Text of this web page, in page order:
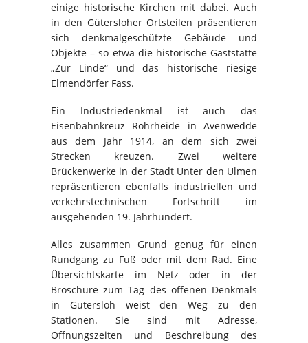
einige historische Kirchen mit dabei. Auch
in den Gütersloher Ortsteilen präsentieren
sich denkmalgeschützte Gebäude und
Objekte – so etwa die historische Gaststätte
„Zur Linde“ und das historische riesige
Elmendörfer Fass.
Ein Industriedenkmal ist auch das
Eisenbahnkreuz Röhrheide in Avenwedde
aus dem Jahr 1914, an dem sich zwei
Strecken kreuzen. Zwei weitere
Brückenwerke in der Stadt Unter den Ulmen
repräsentieren ebenfalls industriellen und
verkehrstechnischen Fortschritt im
ausgehenden 19. Jahrhundert.
Alles zusammen Grund genug für einen
Rundgang zu Fuß oder mit dem Rad. Eine
Übersichtskarte im Netz oder in der
Broschüre zum Tag des offenen Denkmals
in Gütersloh weist den Weg zu den
Stationen. Sie sind mit Adresse,
Öffnungszeiten und Beschreibung des